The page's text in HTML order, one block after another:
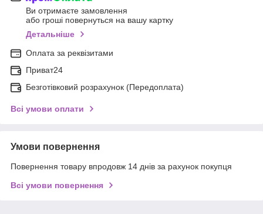
Ви отримаєте замовлення
або гроші повернуться на вашу картку
Детальніше
Оплата за реквізитами
Приват24
Безготівковий розрахунок (Передоплата)
Всі умови оплати
Умови повернення
Повернення товару впродовж 14 днів за рахунок покупця
Всі умови повернення